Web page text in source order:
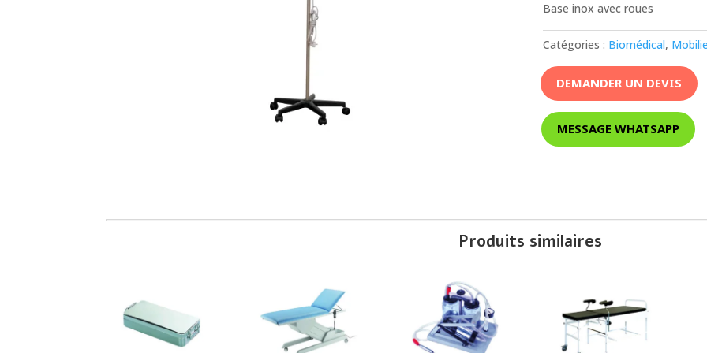
Base inox avec roues
Catégories : Biomédical,
DEMANDER UN DEVIS
MESSAGE WHATSAPP
Produits similaires